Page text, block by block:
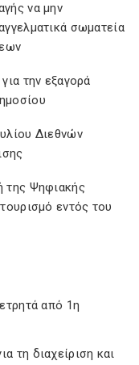
από 1η
τη διαχείριση και
να μην
σωματεία
την εξαγορά
Διεθνών
της Ψηφιακής
εντός του